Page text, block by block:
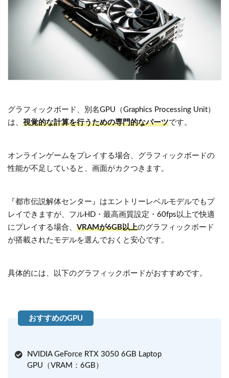
グラフィックボード、別名GPU（Graphics Processing Unit）
は、 視覚的な計算を行うための専門的なパーツです。
オンラインゲームをプレイする場合、グラフィックボードの
性能が不足していると、画面がカクつきます。
『都市伝説解体センター』はエントリーレベルモデルでもプ
レイできますが、フルHD・最高画質設定・60fps以上で快適
にプレイする場合、 VRAMが6GB以上のグラフィックボード
が搭載されたモデルを選んでおくと安心です。
具体的には、以下のグラフィックボードがおすすめです。
NVIDIA GeForce RTX 3050 6GB Laptop
GPU（VRAM：6GB）